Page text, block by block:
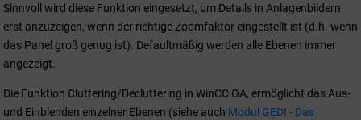
Sinnvoll wird diese Funktion eingesetzt, um Details in Anlagenbildern
erst anzuzeigen, wenn der richtige Zoomfaktor eingestellt ist (d.h. wenn
das Panel groß genug ist). Defaultmäßig werden alle Ebenen immer
angezeigt.
Die Funktion Cluttering/Decluttering in WinCC OA, ermöglicht das Aus-
und Einblenden einzelner Ebenen (siehe auch Modul GEDI - Das